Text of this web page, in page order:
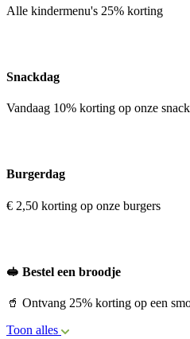
Alle kindermenu's 25% korting
Snackdag
Vandaag 10% korting op onze
Burgerdag
€ 2,50 korting op onze burgers
🥪 Bestel een broodje
🥤 Ontvang 25% korting op een
Toon alles